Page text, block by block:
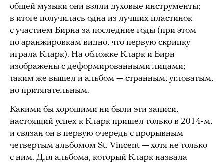
общей музыки они взяли духовые инструменты;
в итоге получилась одна из лучших пластинок
с участием Бирна за последние годы (при этом
по аранжировкам видно, что первую скрипку
играла Кларк). На обложке Кларк и Бирн
изображены с деформированными лицами;
таким же вышел и альбом — странным, угловатым,
но притягательным.
Какими бы хорошими ни были эти записи,
настоящий успех к Кларк пришел только в 2014-м,
и связан он в первую очередь с прорывным
четвертым альбомом St. Vincent — хотя не только
с ним. Для альбома, который Кларк назвала